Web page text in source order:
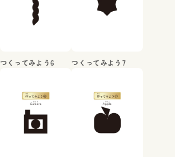
つくってみよう6 つくってみよう7